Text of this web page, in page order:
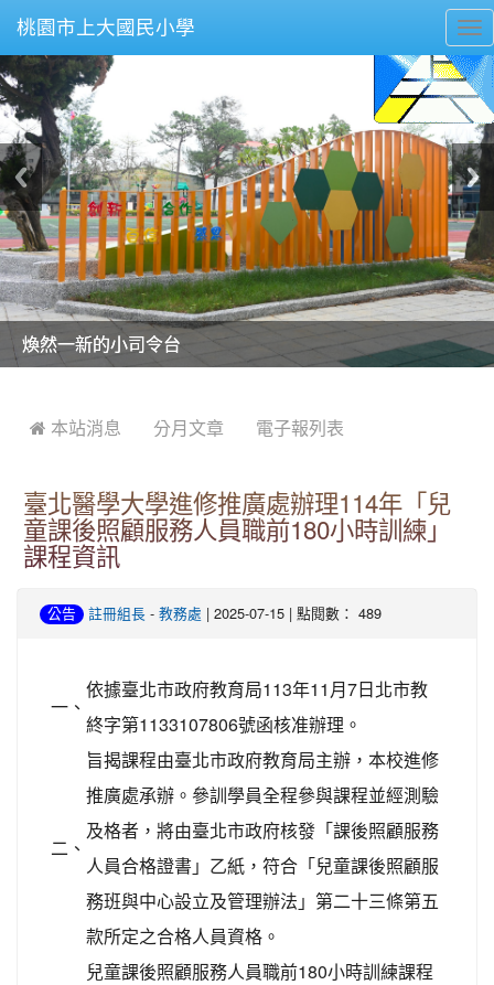
桃園市上大國民小學
美麗的操場是我們活力的來源
美麗的操場是我們活力的來源
煥然一新的小司令台
煥然一新的小司令台
富含桃園埤塘田園風光意象的中廊
富含桃園埤塘田園風光意象的中廊
嶄新的中庭廣場
嶄新的中庭廣場
水生池生生不息
水生池生生不息
 本站消息 分月文章 電子報列表
臺北醫學大學進修推廣處辦理114年「兒
童課後照顧服務人員職前180小時訓練」
課程資訊
公告 註冊組長 - 教務處 | 2025-07-15 | 點閱數： 489
一、
依據臺北市政府教育局113年11月7日北市教
終字第1133107806號函核准辦理。
二、
旨揭課程由臺北市政府教育局主辦，本校進修
推廣處承辦。參訓學員全程參與課程並經測驗
及格者，將由臺北市政府核發「課後照顧服務
人員合格證書」乙紙，符合「兒童課後照顧服
務班與中心設立及管理辦法」第二十三條第五
款所定之合格人員資格。
兒童課後照顧服務人員職前180小時訓練課程